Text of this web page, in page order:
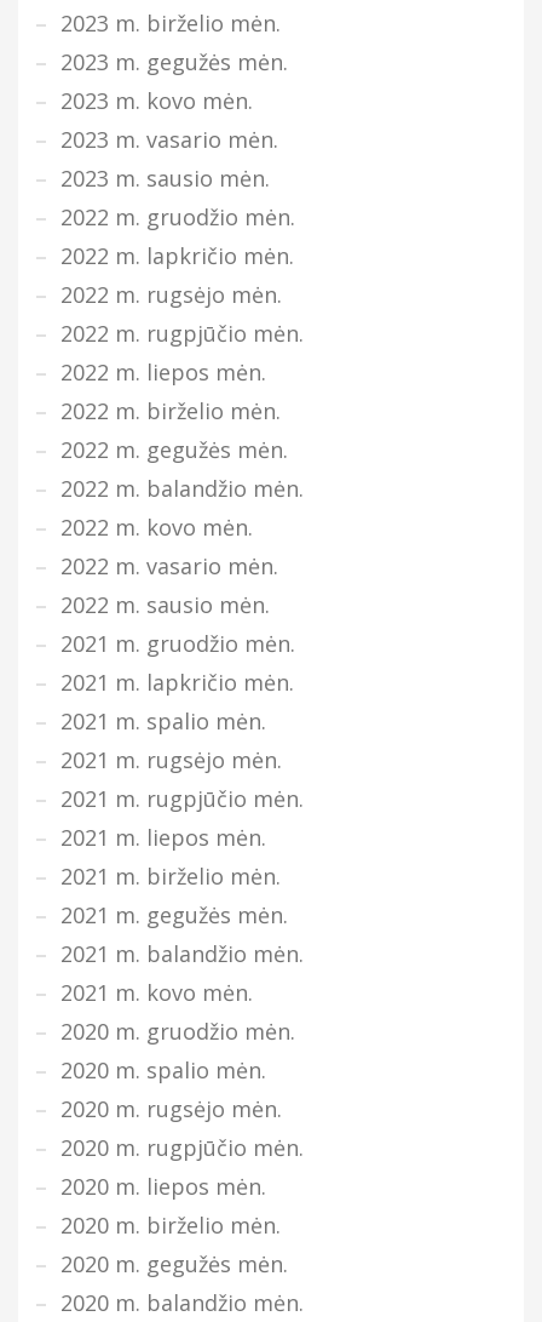
2023 m. birželio mėn.
2023 m. gegužės mėn.
2023 m. kovo mėn.
2023 m. vasario mėn.
2023 m. sausio mėn.
2022 m. gruodžio mėn.
2022 m. lapkričio mėn.
2022 m. rugsėjo mėn.
2022 m. rugpjūčio mėn.
2022 m. liepos mėn.
2022 m. birželio mėn.
2022 m. gegužės mėn.
2022 m. balandžio mėn.
2022 m. kovo mėn.
2022 m. vasario mėn.
2022 m. sausio mėn.
2021 m. gruodžio mėn.
2021 m. lapkričio mėn.
2021 m. spalio mėn.
2021 m. rugsėjo mėn.
2021 m. rugpjūčio mėn.
2021 m. liepos mėn.
2021 m. birželio mėn.
2021 m. gegužės mėn.
2021 m. balandžio mėn.
2021 m. kovo mėn.
2020 m. gruodžio mėn.
2020 m. spalio mėn.
2020 m. rugsėjo mėn.
2020 m. rugpjūčio mėn.
2020 m. liepos mėn.
2020 m. birželio mėn.
2020 m. gegužės mėn.
2020 m. balandžio mėn.